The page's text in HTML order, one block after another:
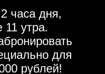
часа дня,
11 утра.
для
рублей!